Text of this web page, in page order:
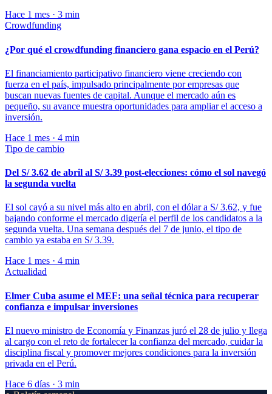
Hace 1 mes · 3 min
Crowdfunding
¿Por qué el crowdfunding financiero gana espacio en el Perú?
El financiamiento participativo financiero viene creciendo con
fuerza en el país, impulsado principalmente por empresas que
buscan nuevas fuentes de capital. Aunque el mercado aún es
pequeño, su avance muestra oportunidades para ampliar el acceso a
inversión.
Hace 1 mes · 4 min
Tipo de cambio
Del S/ 3.62 de abril al S/ 3.39 post-elecciones: cómo el sol navegó
la segunda vuelta
El sol cayó a su nivel más alto en abril, con el dólar a S/ 3.62, y fue
bajando conforme el mercado digería el perfil de los candidatos a la
segunda vuelta. Una semana después del 7 de junio, el tipo de
cambio ya estaba en S/ 3.39.
Hace 1 mes · 4 min
Actualidad
Elmer Cuba asume el MEF: una señal técnica para recuperar
confianza e impulsar inversiones
El nuevo ministro de Economía y Finanzas juró el 28 de julio y llega
al cargo con el reto de fortalecer la confianza del mercado, cuidar la
disciplina fiscal y promover mejores condiciones para la inversión
privada en el Perú.
Hace 6 días · 3 min